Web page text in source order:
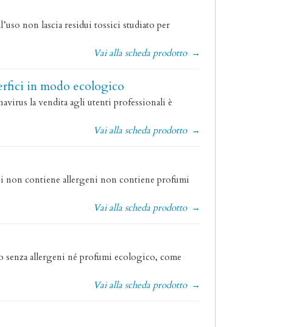
non lascia residui tossici studiato per
Vai alla scheda prodotto →
in modo ecologico
la vendita agli utenti professionali è
Vai alla scheda prodotto →
non contiene allergeni non contiene profumi
Vai alla scheda prodotto →
senza allergeni né profumi ecologico, come
Vai alla scheda prodotto →